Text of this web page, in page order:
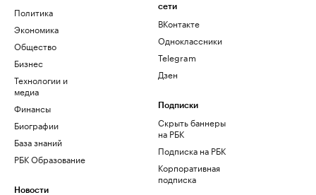
Политика
Экономика
Общество
Бизнес
Технологии и
медиа
Финансы
Биографии
База знаний
РБК Образование
Новости
сети
ВКонтакте
Одноклассники
Telegram
Дзен
Подписки
Скрыть баннеры
на РБК
Подписка на РБК
Корпоративная
подписка